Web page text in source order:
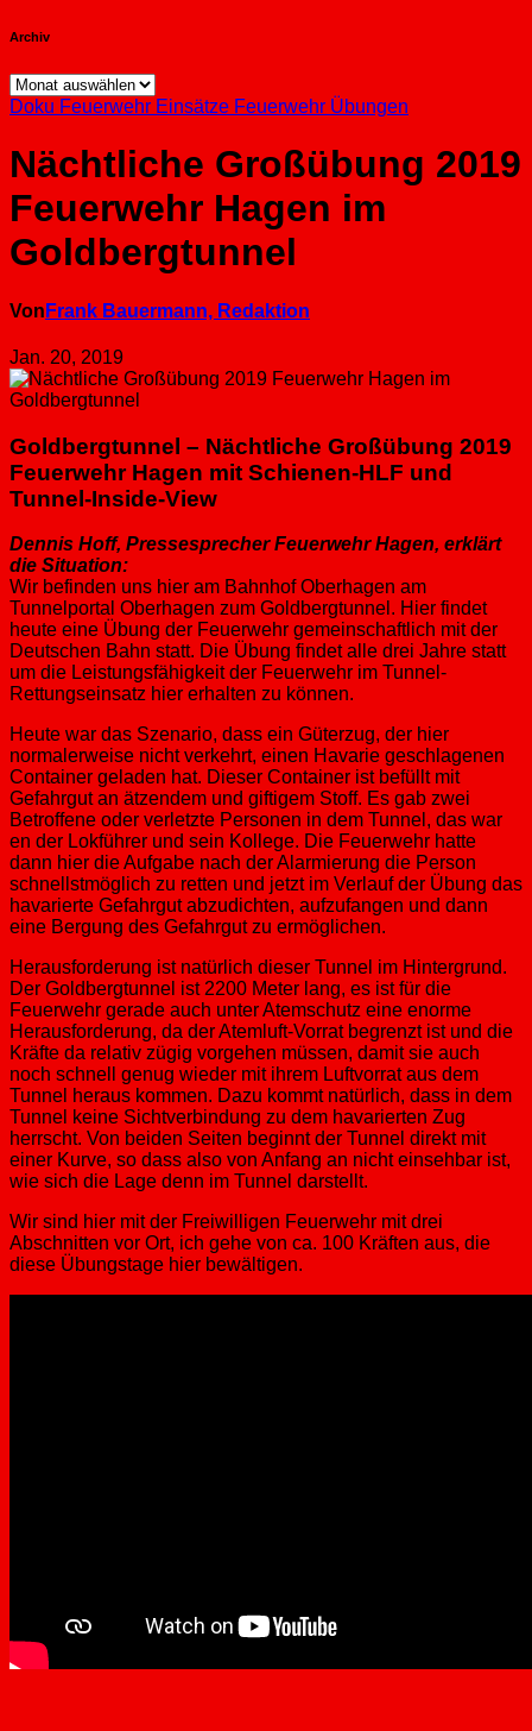
Archiv
Archiv
Doku Feuerwehr Einsätze Feuerwehr Übungen
Nächtliche Großübung 2019
Feuerwehr Hagen im
Goldbergtunnel
Von Frank Bauermann, Redaktion
Jan. 20, 2019
​Goldbergtunnel – Nächtliche Großübung 2019
Feuerwehr Hagen mit Schienen-HLF und
Tunnel-Inside-View
​Dennis Hoff, ​Pressesprecher Feuerwehr Hagen, erklärt
die Situation​:​​
Wir befinden uns hier am Bahnhof ​Oberhagen am
Tunnelportal ​Oberhagen zum ​Goldbergtunnel​.​ ​Hier​ findet
heute eine Übung der Feuerwehr gemeinschaftlich mit der
Deutschen Bahn sta​tt. Die Übung findet alle drei Jahre statt
um die Leistungsfähigkeit der Feuerwehr im Tunnel-
Rettungseinsatz hier erhalten zu können​.​
Heute war das Szenario​,​ dass ein Güterzug​,​ der hier
normalerweise nicht verkehrt​,​​ ​eine​n​ Havarie geschlagenen
Container geladen hat​.​ ​Dieser Container ist befüllt mit
Gefahrgut a​n ätzendem und giftige​m​ Stoff.​ Es gab zwei
Betroffene oder verletzte Personen in dem Tunnel​,​ ​das war​
en​ der Lokführer und sein Kollege​.​ ​Die Feuerwehr​ hatte
dann hier die Aufgabe nach der Alarmierung die Person
schnellstmöglich zu retten und jetzt im Verlauf der Übung das
havarierte Gefahrgut abzudichten​,​ aufzufangen und dann
eine Bergung des Gefahrgut zu ermöglichen​.​
Herausforderung ist natürlich dieser Tunnel im Hintergrund​.​ ​
Der Goldbergtunnel ​ist ​2200 Meter lang​,​ es ist ​für ​die
Feuerwehr gerade auch unter Atemschutz eine enorme
Herausforderung​, da​ der Atemluft-Vorrat begrenzt ist und die
Kräfte da relati​​v zügig vorge​h​en müssen​,​ damit sie auch
noch schnell genug wieder mit ihre​m​ Luftvorrat aus dem
Tunnel heraus komm​​​en​​.​ ​Dazu kommt natürlich​,​ das​s​ in dem
Tunnel keine Sichtverbindung zu dem havarierten Zug
herrscht​.​ ​V​on beiden Seiten ​beginnt der Tunnel ​direkt mit
einer Kurve​,​ so dass also von Anfang an nicht einsehbar ist​,​
wie sich die Lage denn im Tunnel darstellt​.
​W​ir sind hier mit der Freiwilligen Feuerwehr mit drei
Abschnitten vor Ort​,​ ich gehe von ​ca. 10​0​ Kräften aus​, die
diese Übungstage hier bewältigen​.​